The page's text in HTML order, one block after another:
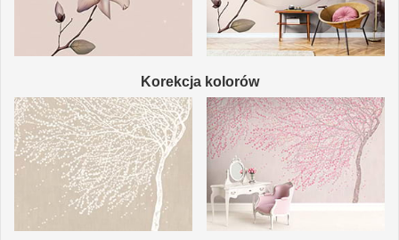
Korekcja kolorów